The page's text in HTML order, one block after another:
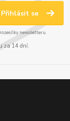
Přihlásit se
newsletteru.
za 14 dní.